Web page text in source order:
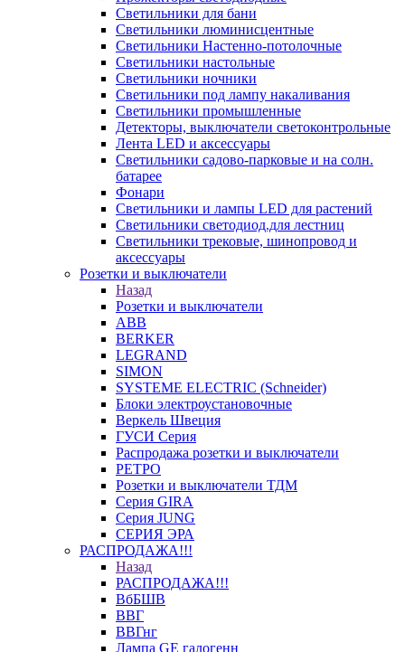
Светильники для бани
Светильники люминисцентные
Светильники Настенно-потолочные
Светильники настольные
Светильники ночники
Светильники под лампу накаливания
Светильники промышленные
Детекторы, выключатели светоконтрольные
Лента LED и аксессуары
Светильники садово-парковые и на солн.
батарее
Фонари
Светильники и лампы LED для растений
Светильники светодиод.для лестниц
Светильники трековые, шинопровод и
аксессуары
Розетки и выключатели
Назад
Розетки и выключатели
ABB
BERKER
LEGRAND
SIMON
SYSTEME ELECTRIC (Schneider)
Блоки электроустановочные
Веркель Швеция
ГУСИ Серия
Распродажа розетки и выключатели
РЕТРО
Розетки и выключатели ТДМ
Серия GIRA
Серия JUNG
СЕРИЯ ЭРА
РАСПРОДАЖА!!!
Назад
РАСПРОДАЖА!!!
ВбБШВ
ВВГ
ВВГнг
Лампа GE галогенн